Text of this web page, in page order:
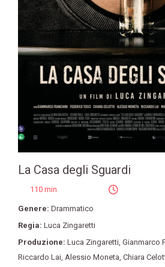
La Casa degli Sguardi
110 min
Genere: Drammatico
Regia: Luca Zingaretti
Produzione: Luca Zingaretti, Gianmarco
Riccardo Lai, Alessio Moneta, Chiara